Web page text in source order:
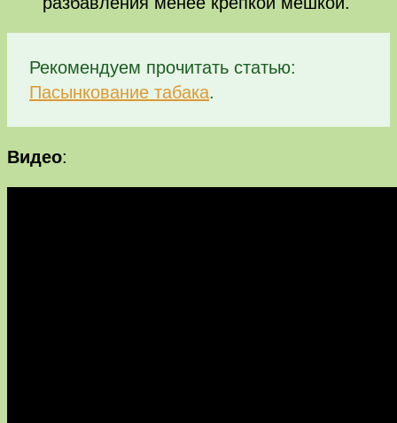
Рекомендуем прочитать статью:
Пасынкование табака.
Видео: